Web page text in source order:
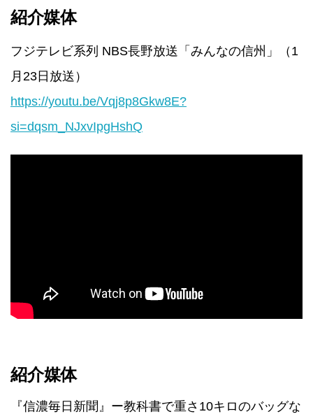
紹介媒体
フジテレビ系列 NBS長野放送「みんなの信州」（1
月23日放送）
https://youtu.be/Vqj8p8Gkw8E?
si=dqsm_NJxvIpgHshQ
紹介媒体
『信濃毎日新聞』ー教科書で重さ10キロのバッグな